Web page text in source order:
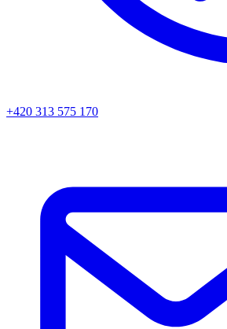
+420 313 575 170